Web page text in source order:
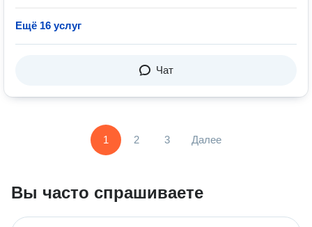
Ещё 16 услуг
Чат
1 2 3 Далее
Вы часто спрашиваете